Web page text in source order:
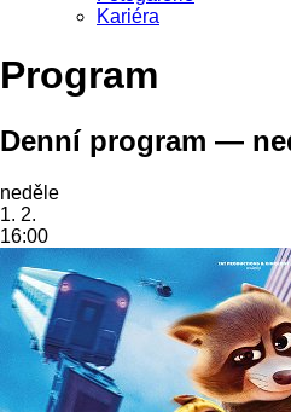
Kariéra
Program
Denní program —
neděle
1. 2.
16:00